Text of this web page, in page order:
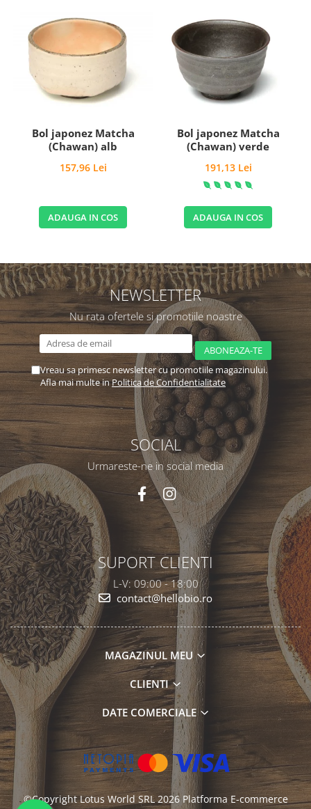
Bol japonez Matcha
(Chawan) alb
157,96 Lei
ADAUGA IN COS
Bol japonez Matcha
(Chawan) verde
191,13 Lei
ADAUGA IN COS
NEWSLETTER
Nu rata ofertele si promotiile noastre
Vreau sa primesc newsletter cu promotiile magazinului.
Afla mai multe inPolitica de Confidentialitate
SOCIAL
Urmareste-ne in social media
SUPORT CLIENTI
L-V: 09:00 - 18:00
contact@hellobio.ro
MAGAZINUL MEU
CLIENTI
DATE COMERCIALE
©Copyright Lotus World SRL 2026 Platforma E-commerce